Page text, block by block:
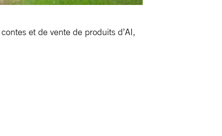
et de vente de produits d’AI,